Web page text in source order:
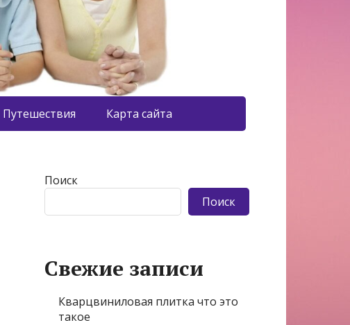
Путешествия Карта сайта
Поиск
Поиск
Свежие записи
Кварцвиниловая плитка что это
такое